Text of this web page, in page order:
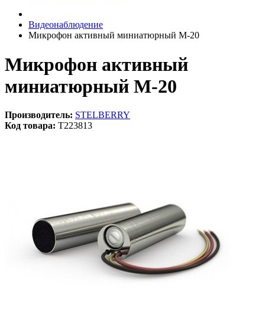
Видеонаблюдение
Микрофон активный миниатюрный M-20
Микрофон активный
миниатюрный M-20
Производитель: STELBERRY
Код товара: T223813